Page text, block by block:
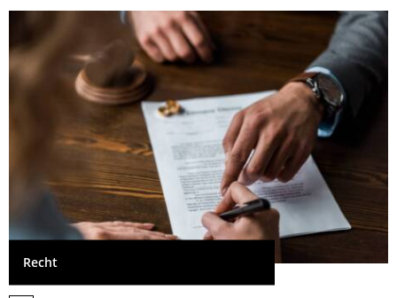
Recht